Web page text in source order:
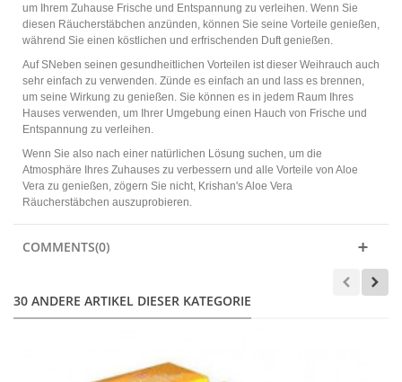
um Ihrem Zuhause Frische und Entspannung zu verleihen. Wenn Sie
diesen Räucherstäbchen anzünden, können Sie seine Vorteile genießen,
während Sie einen köstlichen und erfrischenden Duft genießen.
Auf SNeben seinen gesundheitlichen Vorteilen ist dieser Weihrauch auch
sehr einfach zu verwenden. Zünde es einfach an und lass es brennen,
um seine Wirkung zu genießen. Sie können es in jedem Raum Ihres
Hauses verwenden, um Ihrer Umgebung einen Hauch von Frische und
Entspannung zu verleihen.
Wenn Sie also nach einer natürlichen Lösung suchen, um die
Atmosphäre Ihres Zuhauses zu verbessern und alle Vorteile von Aloe
Vera zu genießen, zögern Sie nicht, Krishan's Aloe Vera
Räucherstäbchen auszuprobieren.
COMMENTS(0)
30 ANDERE ARTIKEL DIESER KATEGORIE